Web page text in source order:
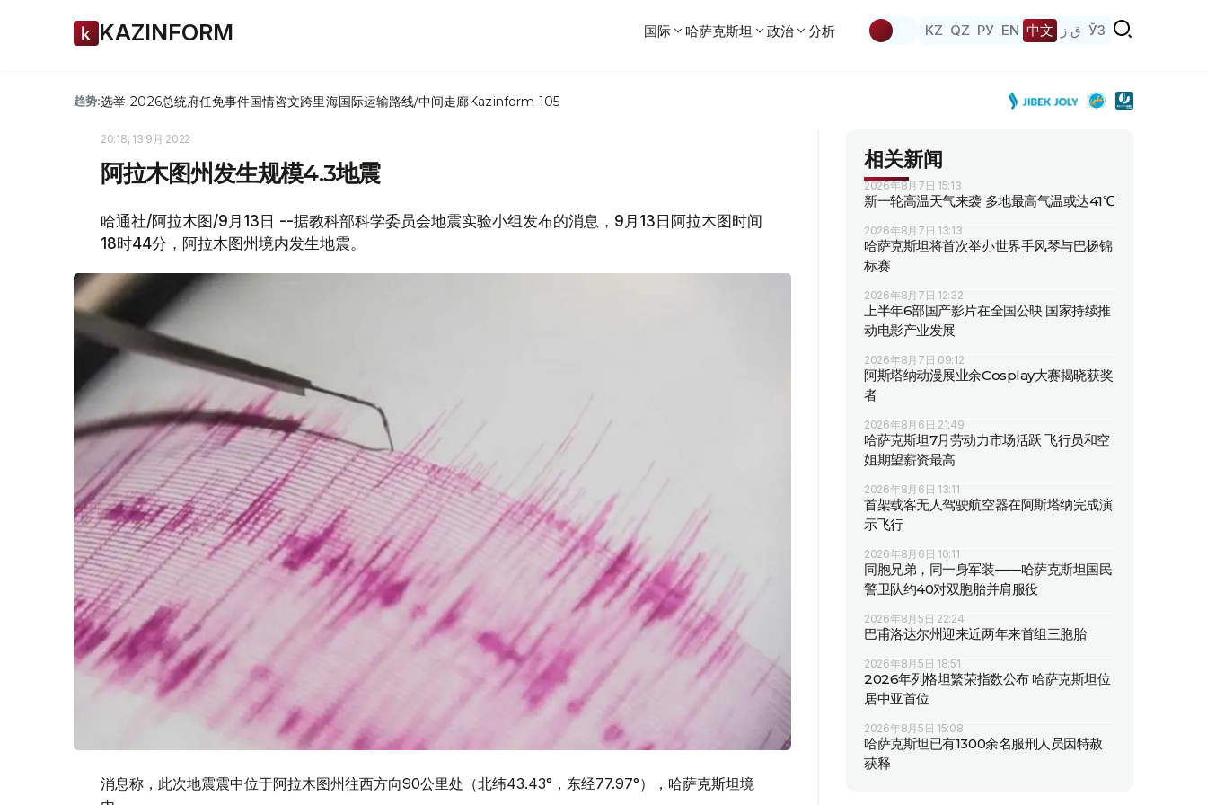
KAZINFORM 国际 哈萨克斯坦 政治 分析 KZ QZ РУ EN 中文 ق ز ЎЗ
趋势:选举-2026总统府任免事件国情咨文跨里海国际运输路线/中间走廊Kazinform-105
20:18, 13 9月 2022
阿拉木图州发生规模4.3地震
哈通社/阿拉木图/9月13日 --据教科部科学委员会地震实验小组发布的消息，9月13日阿拉木图时间
18时44分，阿拉木图州境内发生地震。
消息称，此次地震震中位于阿拉木图州往西方向90公里处（北纬43.43°，东经77.97°），哈萨克斯坦境
相关新闻
2026年8月7日 15:13
新一轮高温天气来袭 多地最高气温或达41℃
2026年8月7日 13:13
哈萨克斯坦将首次举办世界手风琴与巴扬锦
标赛
2026年8月7日 12:32
上半年6部国产影片在全国公映 国家持续推
动电影产业发展
2026年8月7日 09:12
阿斯塔纳动漫展业余Cosplay大赛揭晓获奖
者
2026年8月6日 21:49
哈萨克斯坦7月劳动力市场活跃 飞行员和空
姐期望薪资最高
2026年8月6日 13:11
首架载客无人驾驶航空器在阿斯塔纳完成演
示飞行
2026年8月6日 10:11
同胞兄弟，同一身军装——哈萨克斯坦国民
警卫队约40对双胞胎并肩服役
2026年8月5日 22:24
巴甫洛达尔州迎来近两年来首组三胞胎
2026年8月5日 18:51
2026年列格坦繁荣指数公布 哈萨克斯坦位
居中亚首位
2026年8月5日 15:08
哈萨克斯坦已有1300余名服刑人员因特赦
获释